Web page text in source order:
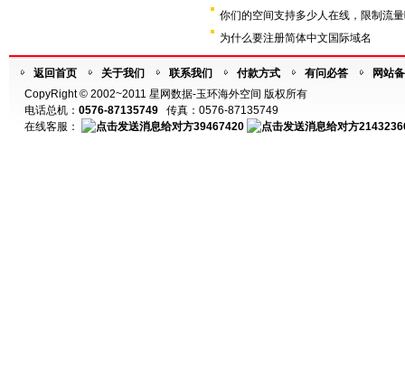
你们的空间支持多少人在线，限制流
为什么要注册简体中文国际域名
返回首页 关于我们 联系我们 付款方式 有问必答
网站
CopyRight © 2002~2011 星网数据-玉环海外空间 版权所有
电话总机： 0576-87135749 传真：0576-87135749
在线客服：
39467420